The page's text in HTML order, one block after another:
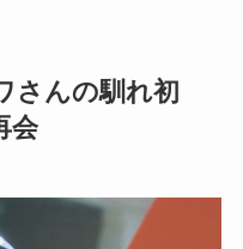
さんの馴れ初
会